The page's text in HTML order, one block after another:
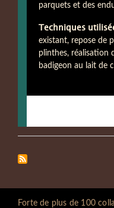
parquets et des
Techniques
existant, repose de
plinthes, réalisation
badigeon au lait de
Forte de plus de 100